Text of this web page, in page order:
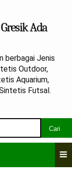
Ada
berbagai Jenis
Outdoor,
Aquarium,
Futsal.
Cari